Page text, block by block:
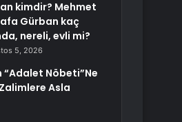
kimdir? Mehmet
Gürban kaç
nereli, evli mi?
5, 2026
“Adalet Nöbeti”Ne
Asla